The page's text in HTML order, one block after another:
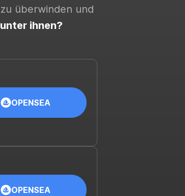
überwinden und
ihnen?
OPENSEA
OPENSEA